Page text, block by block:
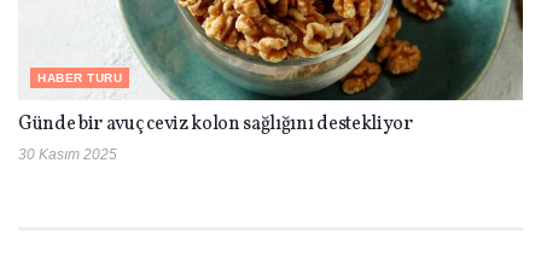
HABER TURU
Günde bir avuç ceviz kolon sağlığını destekliyor
30 Kasım 2025